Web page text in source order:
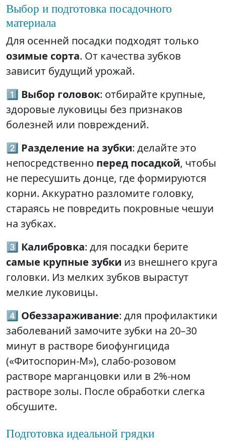
Выбор и подготовка посадочного
материала
Для осенней посадки подходят только
озимые сорта. От качества зубков
зависит будущий урожай.
1️⃣ Выбор головок: отбирайте крупные,
здоровые луковицы без признаков
болезней или повреждений.
2️⃣ Разделение на зубки: делайте это
непосредственно перед посадкой, чтобы
не пересушить донце, где формируются
корни. Аккуратно разломите головку,
стараясь не повредить покровные чешуи
на зубках.
3️⃣ Калибровка: для посадки берите
самые крупные зубки из внешнего круга
головки. Из мелких зубков вырастут
мелкие луковицы.
4️⃣ Обеззараживание: для профилактики
заболеваний замочите зубки на 20–30
минут в растворе биофунгицида
(«Фитоспорин-М»), слабо-розовом
растворе марганцовки или в 2%-ном
растворе золы. После обработки слегка
обсушите.
Подготовка идеальной грядки